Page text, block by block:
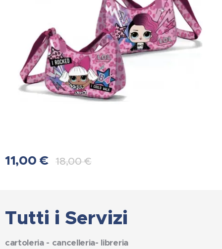
11,00 € 18,00€
Tutti i Servizi
cartoleria - cancelleria- libreria